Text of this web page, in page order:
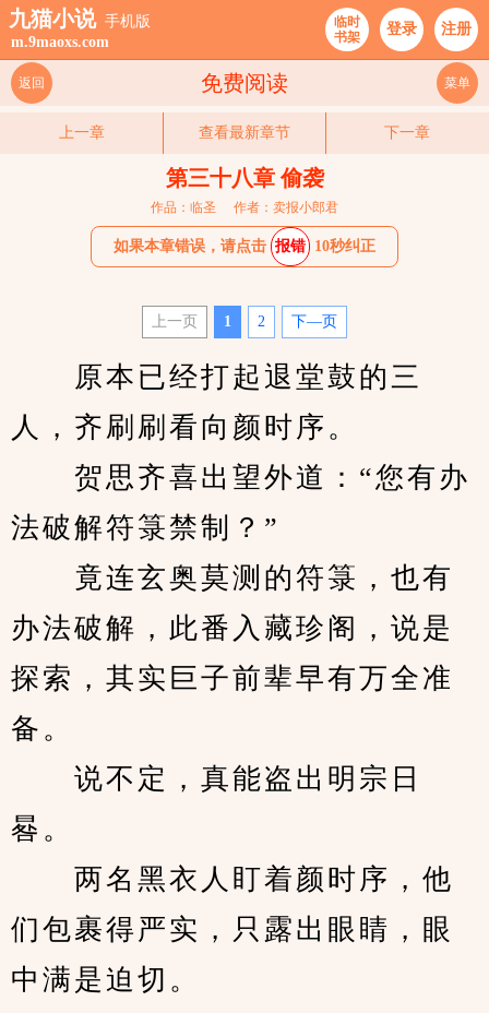
九猫小说 手机版
m.9maoxs.com
临时
书架
登录 注册
免费阅读
返回 菜单
上一章 查看最新章节 下一章
第三十八章 偷袭
作品：临圣 作者：卖报小郎君
如果本章错误，请点击 报错 10秒纠正
上一页 1 2 下—页
原本已经打起退堂鼓的三
人，齐刷刷看向颜时序。
贺思齐喜出望外道：“您有办
法破解符箓禁制？”
竟连玄奥莫测的符箓，也有
办法破解，此番入藏珍阁，说是
探索，其实巨子前辈早有万全准
备。
说不定，真能盗出明宗日
晷。
两名黑衣人盯着颜时序，他
们包裹得严实，只露出眼睛，眼
中满是迫切。